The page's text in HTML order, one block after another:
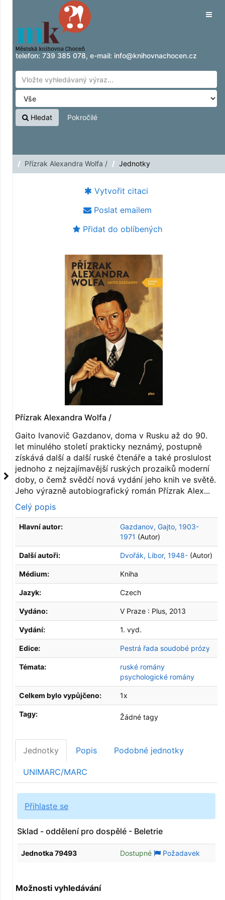
Přeskočit na obsah
telefon: 739 385 078, e-mail: info@knihovnachocen.cz
Hledat Pokročilé
Přízrak Alexandra Wolfa / Jednotky
Vytvořit citaci
Poslat emailem
Přidat do oblíbených
Přízrak Alexandra Wolfa /
Gaito Ivanovič Gazdanov, doma v Rusku až do 90.
let minulého století prakticky neznámý, postupně
získává další a další ruské čtenáře a také proslulost
jednoho z nejzajímavější ruských prozaiků moderní
doby, o čemž svědčí nová vydání jeho knih ve světě.
Jeho výrazně autobiografický román Přízrak Alex...
Celý popis
Hlavní autor:
Gazdanov, Gajto, 1903-
1971 (Autor)
Další autoři: Dvořák, Libor, 1948- (Autor)
Médium: Kniha
Jazyk: Czech
Vydáno: V Praze : Plus, 2013
Vydání: 1. vyd.
Edice: Pestrá řada soudobé prózy
Témata:
ruské romány
psychologické romány
Celkem bylo vypůjčeno: 1x
Tagy: Žádné tagy
Jednotky Popis Podobné jednotky
UNIMARC/MARC
Přihlaste se
Sklad - oddělení pro dospělé - Beletrie
Jednotka 79493 Dostupné Požadavek
Možnosti vyhledávání